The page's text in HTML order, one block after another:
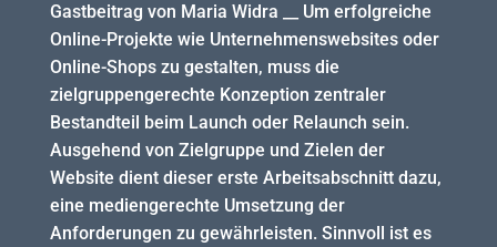
Gastbeitrag von Maria Widra __ Um erfolgreiche
Online-Projekte wie Unternehmenswebsites oder
Online-Shops zu gestalten, muss die
zielgruppengerechte Konzeption zentraler
Bestandteil beim Launch oder Relaunch sein.
Ausgehend von Zielgruppe und Zielen der
Website dient dieser erste Arbeitsabschnitt dazu,
eine mediengerechte Umsetzung der
Anforderungen zu gewährleisten. Sinnvoll ist es